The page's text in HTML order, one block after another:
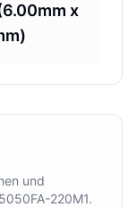
x
und
220M1.